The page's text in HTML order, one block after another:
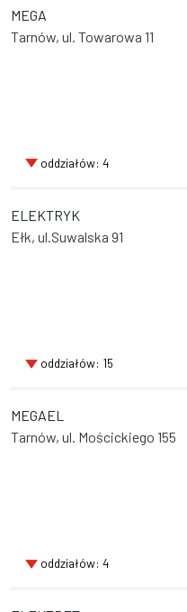
MEGA
Tarnów, ul. Towarowa 11
oddziałów: 4
ELEKTRYK
Ełk, ul.Suwalska 91
oddziałów: 15
MEGAEL
Tarnów, ul. Mościckiego 155
oddziałów: 4